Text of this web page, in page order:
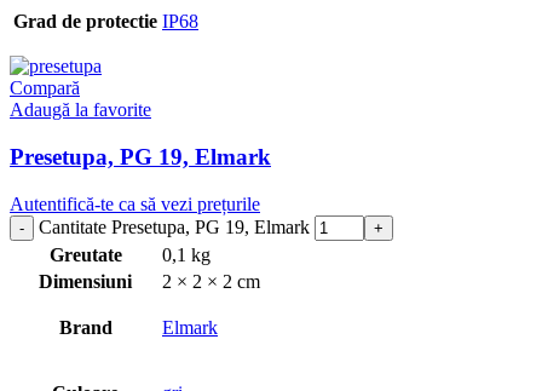
Grad de protectie IP68
Compară
Adaugă la favorite
Presetupa, PG 19, Elmark
Autentifică-te ca să vezi prețurile
Cantitate Presetupa, PG 19, Elmark
Greutate
0,1 kg
Dimensiuni
2 × 2 × 2 cm
Brand Elmark